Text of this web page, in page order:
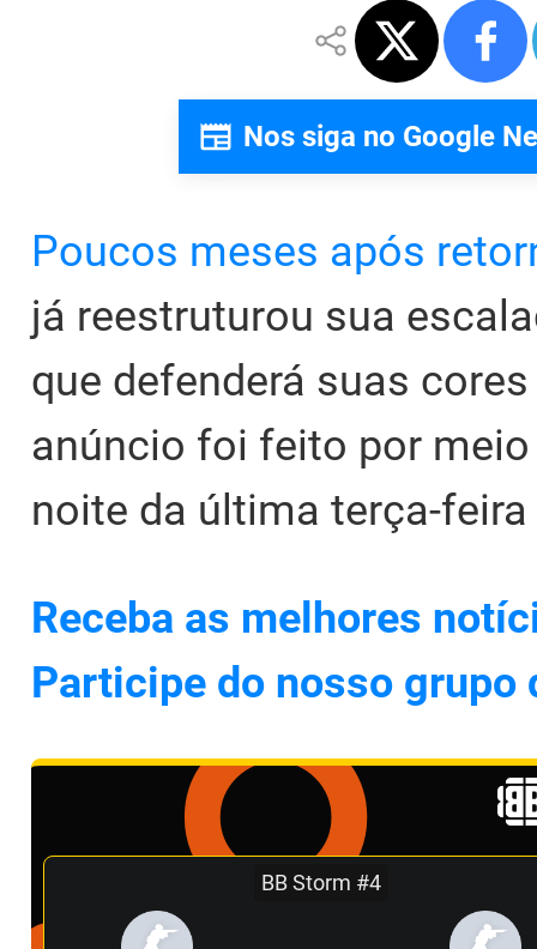
Nos siga no Google
Poucos meses após
já reestruturou sua
que defenderá suas
anúncio foi feito por
noite da última terça-feira
Receba as melhores
Participe do nosso grupo
BB Storm #4